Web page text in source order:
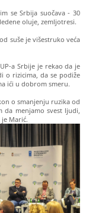
se Srbija suočava - 30
oluje, zemljotresi.
suše je višestruko veća
a Srbije je rekao da je
o rizicima, da se podiže
ići u dobrom smeru.
o smanjenju ruzika od
da menjamo svest ljudi,
Marić.